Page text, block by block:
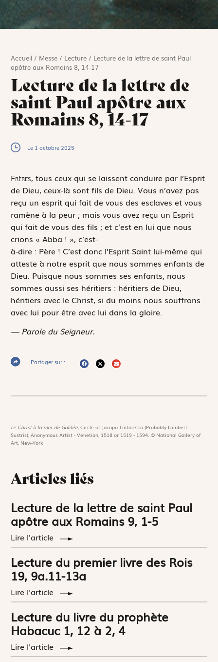
Accueil / Messe / Lecture / Lecture de la lettre de saint Paul
apôtre aux Romains 8, 14-17
Lecture de la lettre de
saint Paul apôtre aux
Romains 8, 14-17
Le 1 octobre 2025
Frères, tous ceux qui se laissent conduire par l’Esprit
de Dieu, ceux-là sont fils de Dieu. Vous n’avez pas
reçu un esprit qui fait de vous des esclaves et vous
ramène à la peur ; mais vous avez reçu un Esprit
qui fait de vous des fils ; et c’est en lui que nous
crions « Abba ! », c’est-
à-dire : Père ! C’est donc l’Esprit Saint lui-même qui
atteste à notre esprit que nous sommes enfants de
Dieu. Puisque nous sommes ses enfants, nous
sommes aussi ses héritiers : héritiers de Dieu,
héritiers avec le Christ, si du moins nous souffrons
avec lui pour être avec lui dans la gloire.
— Parole du Seigneur.
Partager sur :
Le Christ à la mer de Galilée,Circle of Jacopo Tintoretto (Probably Lambert
Sustris), Anonymous Artist - Venetian, 1518 or 1519 - 1594. © National Gallery of
Art, New-York
Articles liés
Lecture de la lettre de saint Paul
apôtre aux Romains 9, 1-5
Lire l'article
Lecture du premier livre des Rois
19, 9a.11-13a
Lire l'article
Lecture du livre du prophète
Habacuc 1, 12 à 2, 4
Lire l'article